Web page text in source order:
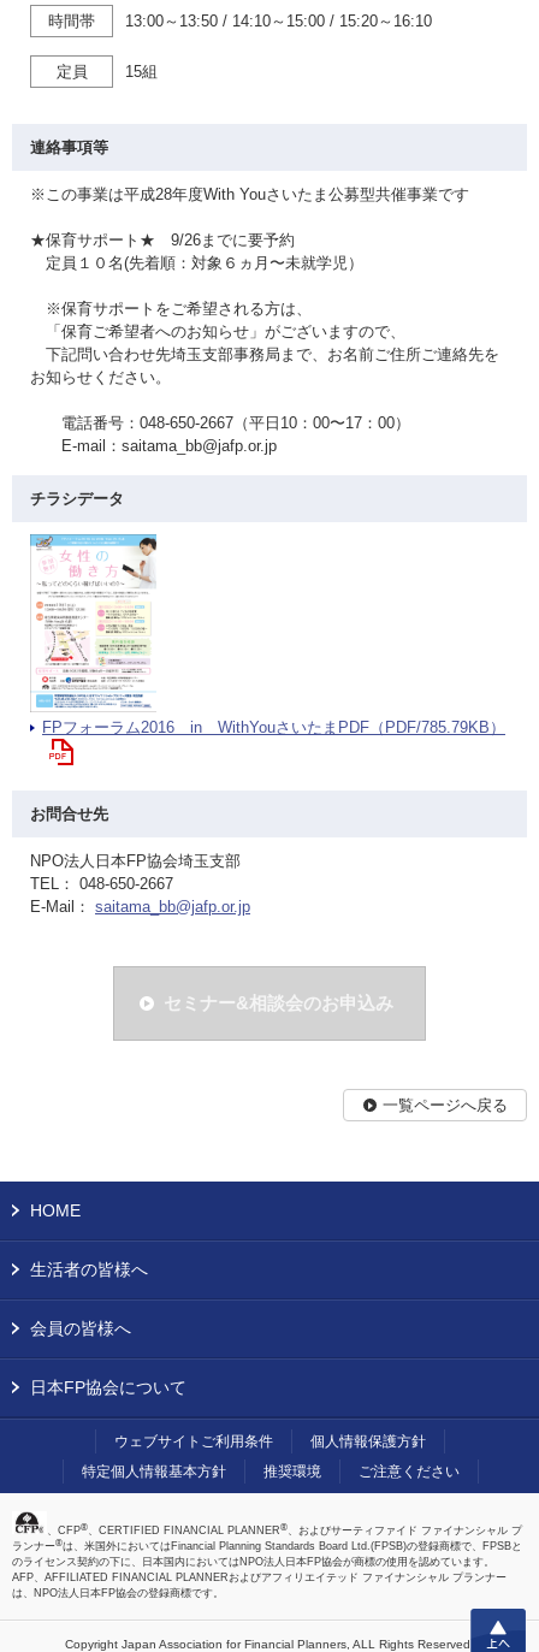
時間帯 13:00～13:50 / 14:10～15:00 / 15:20～16:10
定員 15組
連絡事項等
※この事業は平成28年度With Youさいたま公募型共催事業です
★保育サポート★ 9/26までに要予約
定員１０名(先着順：対象６ヵ月〜未就学児）
※保育サポートをご希望される方は、
「保育ご希望者へのお知らせ」がございますので、
下記問い合わせ先埼玉支部事務局まで、お名前ご住所ご連絡先を
お知らせください。
電話番号：048-650-2667（平日10：00〜17：00）
E-mail：saitama_bb@jafp.or.jp
チラシデータ
FPフォーラム2016 in WithYouさいたまPDF（PDF/785.79KB）
お問合せ先
NPO法人日本FP協会埼玉支部
TEL： 048-650-2667
E-Mail： saitama_bb@jafp.or.jp
セミナー&相談会のお申込み
一覧ページへ戻る
上へ
HOME
生活者の皆様へ
会員の皆様へ
日本FP協会について
ウェブサイトご利用条件
個人情報保護方針
特定個人情報基本方針
推奨環境 ご注意ください
、CFP®、CERTIFIED FINANCIAL PLANNER®、およびサーティファイド ファイナンシャル プ
ランナー®は、米国外においてはFinancial Planning Standards Board Ltd.(FPSB)の登録商標で、FPSBと
のライセンス契約の下に、日本国内においてはNPO法人日本FP協会が商標の使用を認めています。
AFP、AFFILIATED FINANCIAL PLANNERおよびアフィリエイテッド ファイナンシャル プランナー
は、NPO法人日本FP協会の登録商標です。
Copyright Japan Association for Financial Planners, ALL Rights Reserved.